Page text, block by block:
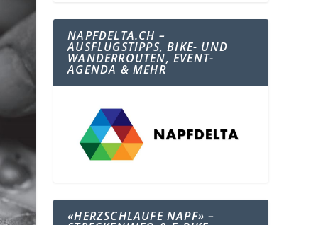
NAPFDELTA.CH –
AUSFLUGSTIPPS, BIKE- UND
WANDERROUTEN, EVENT-
AGENDA & MEHR
«HERZSCHLAUFE NAPF» –